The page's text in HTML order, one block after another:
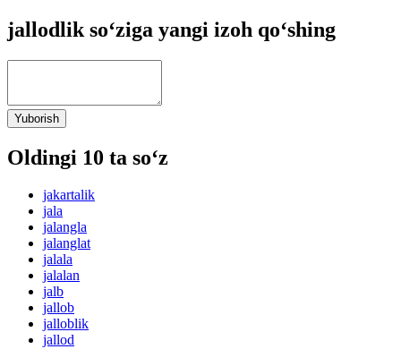
jallodlik so‘ziga yangi izoh qo‘shing
Yuborish
Oldingi 10 ta so‘z
jakartalik
jala
jalangla
jalanglat
jalala
jalalan
jalb
jallob
jalloblik
jallod